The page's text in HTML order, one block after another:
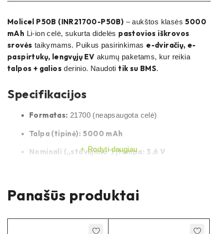
Molicel P50B (INR21700-P50B) – aukštos klasės5000
mAh Li-ion celė, sukurta didelės pastovios iškrovos
srovės taikymams. Puikus pasirinkimas e-dviračių, e-
paspirtukų, lengvųjų EV akumų paketams, kur reikia
talpos + galios derinio. Naudotitik su BMS.
Specifikacijos
Formatas: 21700 (neapsaugota celė)
Talpa (tipinė): 5000 mAh
Nominali („stovėjimo“) įtampa: 3.6 V
Min. iškrovimo įtampa (cut-off):
Rodyti daugiau
Panašūs produktai